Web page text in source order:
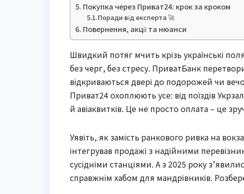
Покупка через Приват24: крок за кроком
Поради від експерта 🚀
Повернення, акції та нюанси
Швидкий потяг мчить крізь українські
без черг, без стресу. ПриватБанк
відкриваються двері до подорожей чи
Приват24 охоплюють усе: від поїздів
й авіаквитків. Це не просто оплата – це
Уявіть, як замість ранкового ривка на
інтегрував продажі з надійними
сусідніми станціями. А з 2025 року
справжнім хабом для мандрівників.